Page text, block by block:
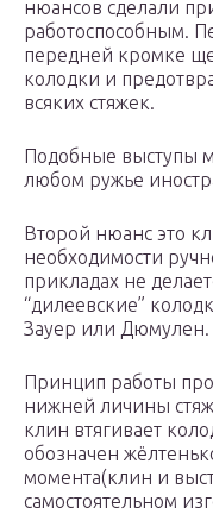
нюансов сделали
работоспособным.
передней кромке
колодки и
всяких стяжек.
Подобные выступы
любом ружье
Второй нюанс это
необходимости
прикладах не
“дилеевские”
Зауер или Дюмулен.
Принцип работы
нижней личины
клин втягивает
обозначен
момента(клин и
самостоятельном